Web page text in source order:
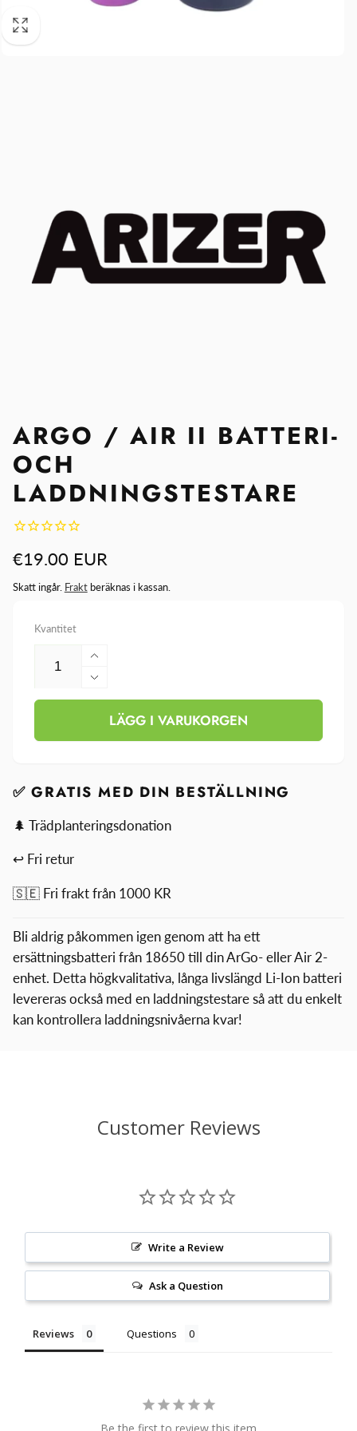
ARGO / AIR II BATTERI-
OCH
LADDNINGSTESTARE
Ordinarie
pris
€19.00 EUR
Skatt ingår. Fraktberäknas i kassan.
Kvantitet
Öka
kvantitet
för
ArGo
batteri-
laddningstestare
Minska
kvantitet
för
ArGo
II
och
LÄGG I VARUKORGEN
✅ GRATIS MED DIN BESTÄLLNING
🌲 Trädplanteringsdonation
↩ Fri retur
🇸🇪 Fri frakt från 1000 KR
Bli aldrig påkommen igen genom att ha ett
ersättningsbatteri från 18650 till din ArGo- eller Air 2-
enhet. Detta högkvalitativa, långa livslängd Li-Ion batteri
levereras också med en laddningstestare så att du enkelt
kan kontrollera laddningsnivåerna kvar!
Customer Reviews
Write a Review
Ask a Question
Reviews Questions
Be the first to review this item